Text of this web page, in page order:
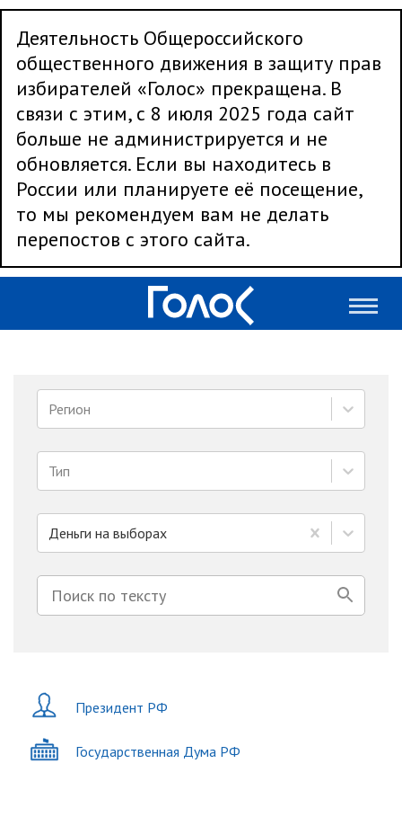
Деятельность Общероссийского
общественного движения в защиту прав
избирателей «Голос» прекращена. В
связи с этим, с 8 июля 2025 года сайт
больше не администрируется и не
обновляется. Если вы находитесь в
России или планируете её посещение,
то мы рекомендуем вам не делать
перепостов с этого сайта.
Регион
Тип
Деньги на выборах
Президент РФ
Государственная Дума РФ